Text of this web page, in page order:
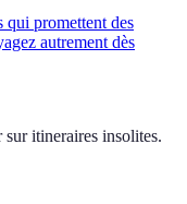
qui promettent des
autrement dès
sur itineraires insolites.